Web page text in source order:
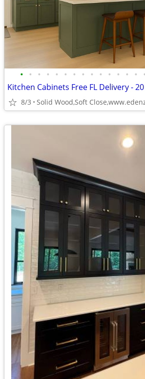
• • • • • • • • • • • • • • •
Kitchen Cabinets Free FL Delivery -
8/3 Solid Wood,Soft